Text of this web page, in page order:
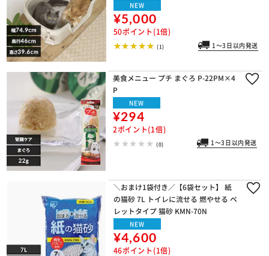
NEW
¥5,000
50ポイント(1倍)
(1) 1～3日以内発送
美食メニュー プチ まぐろ P-22PM×4
P
NEW
¥294
2ポイント(1倍)
(0) 1～3日以内発送
＼おまけ1袋付き／【6袋セット】 紙
の猫砂 7L トイレに流せる 燃やせる ペ
レットタイプ 猫砂 KMN-70N
NEW
¥4,600
46ポイント(1倍)